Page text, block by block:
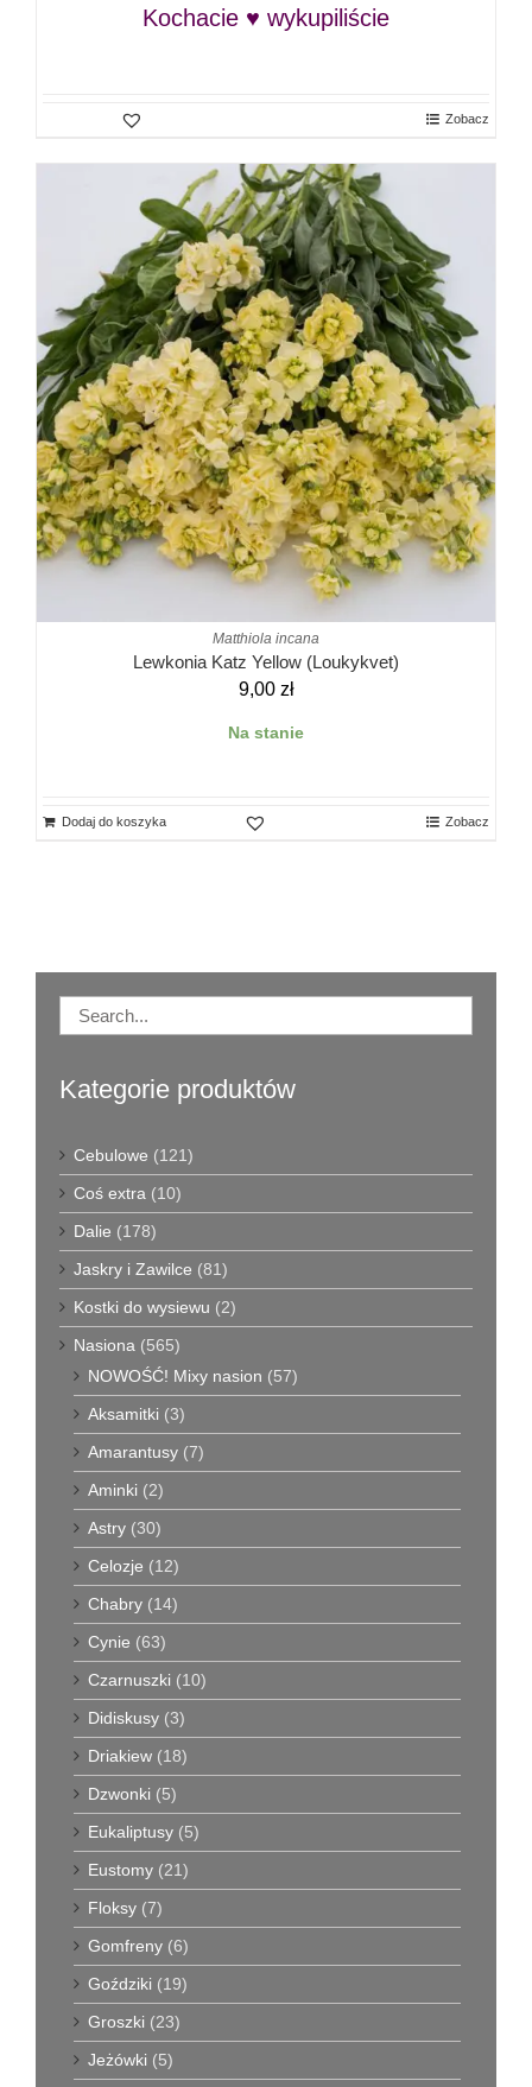
Kochacie ♥ wykupiliście
Zobacz
Matthiola incana
Lewkonia Katz Yellow (Loukykvet)
9,00 zł
Na stanie
Dodaj do koszyka Zobacz
Kategorie produktów
Cebulowe (121)
Coś extra (10)
Dalie (178)
Jaskry i Zawilce (81)
Kostki do wysiewu (2)
Nasiona (565)
NOWOŚĆ! Mixy nasion (57)
Aksamitki (3)
Amarantusy (7)
Aminki (2)
Astry (30)
Celozje (12)
Chabry (14)
Cynie (63)
Czarnuszki (10)
Didiskusy (3)
Driakiew (18)
Dzwonki (5)
Eukaliptusy (5)
Eustomy (21)
Floksy (7)
Gomfreny (6)
Goździki (19)
Groszki (23)
Jeżówki (5)